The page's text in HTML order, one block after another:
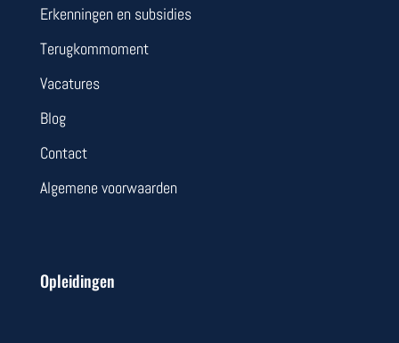
Erkenningen en subsidies
Terugkommoment
Vacatures
Blog
Contact
Algemene voorwaarden
Opleidingen